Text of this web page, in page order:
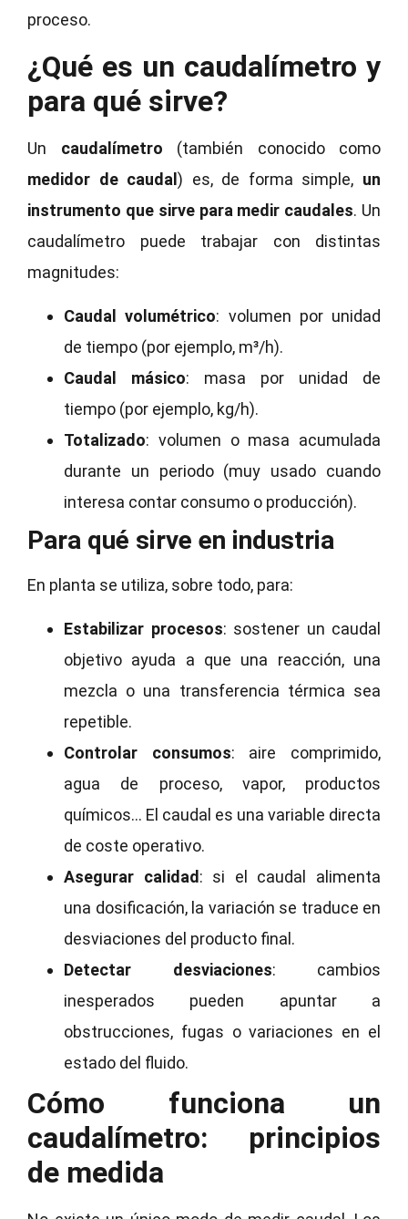
proceso.
¿Qué es un caudalímetro y
para qué sirve?
Un caudalímetro (también conocido como
medidor de caudal) es, de forma simple, un
instrumento que sirve para medir caudales. Un
caudalímetro puede trabajar con distintas
magnitudes:
Caudal volumétrico: volumen por unidad
de tiempo (por ejemplo, m³/h).
Caudal másico: masa por unidad de
tiempo (por ejemplo, kg/h).
Totalizado: volumen o masa acumulada
durante un periodo (muy usado cuando
interesa contar consumo o producción).
Para qué sirve en industria
En planta se utiliza, sobre todo, para:
Estabilizar procesos: sostener un caudal
objetivo ayuda a que una reacción, una
mezcla o una transferencia térmica sea
repetible.
Controlar consumos: aire comprimido,
agua de proceso, vapor, productos
químicos… El caudal es una variable directa
de coste operativo.
Asegurar calidad: si el caudal alimenta
una dosificación, la variación se traduce en
desviaciones del producto final.
Detectar desviaciones: cambios
inesperados pueden apuntar a
obstrucciones, fugas o variaciones en el
estado del fluido.
Cómo funciona un
caudalímetro: principios
de medida